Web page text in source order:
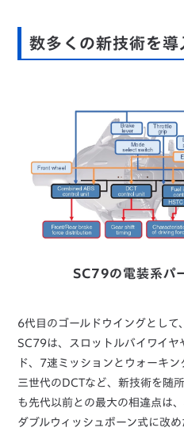
数多くの新技術を導
SC79の電装系パ
6代目のゴールドウイングとし
SC79は、スロットルバイワイヤ
ド、7速ミッションとウォーキ
三世代のDCTなど、新技術を随
も先代以前との最大の相違点は
ダブルウィッシュボーン式に改